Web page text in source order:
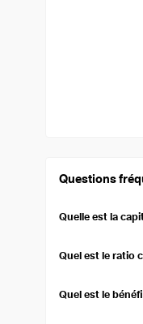
Questions
Quelle est la
le marché d'une
Quel est le ratio
surévaluée ou
Quel est le